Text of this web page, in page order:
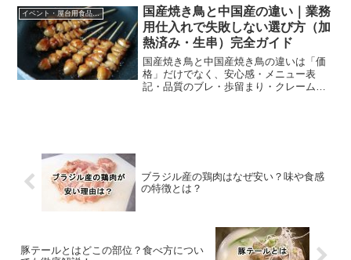
ツも解説。
イベント・屋台用食品（文化祭・学園祭・夏祭り）
国産焼き鳥と中国産の違い｜業務
用仕入れで失敗しない選び方（加
熱済み・生串）完全ガイド
国産焼き鳥と中国産焼き鳥の違いは「価
格」だけでなく、安心感・メニュー表
記・品質のブレ・歩留まり・クレーム耐
ブラジル産の鶏肉はなぜ安い？味や食感
の特徴とは？
豚テールとはどこの部位？食べ方につい